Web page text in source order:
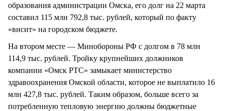
образования администрации Омска, его долг на 22 марта
составил 115 млн 792,8 тыс. рублей, который по факту
«висит» на городском бюджете.
На втором месте — Минобороны РФ с долгом в 78 млн
114,9 тыс. рублей. Тройку крупнейших должников
компании «Омск РТС» замыкает министерство
здравоохранения Омской области, которое не выплатило 16
млн 427,8 тыс. рублей. Таким образом, больше всего за
потребленную тепловую энергию должны бюджетные